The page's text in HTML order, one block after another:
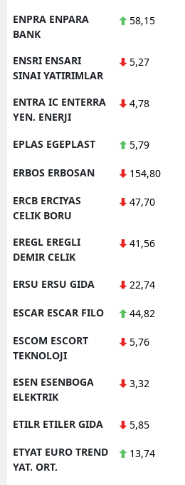
ENPRA ENPARA
BANK
58,15
ENSRI ENSARI
SINAI YATIRIMLAR
5,27
ENTRA IC ENTERRA
YEN. ENERJI
4,78
EPLAS EGEPLAST 5,79
ERBOS ERBOSAN 154,80
ERCB ERCIYAS
CELIK BORU
47,70
EREGL EREGLI
DEMIR CELIK
41,56
ERSU ERSU GIDA 22,74
ESCAR ESCAR FILO 44,82
ESCOM ESCORT
TEKNOLOJI
5,76
ESEN ESENBOGA
ELEKTRIK
3,32
ETILR ETILER GIDA 5,85
ETYAT EURO TREND
YAT. ORT.
13,74